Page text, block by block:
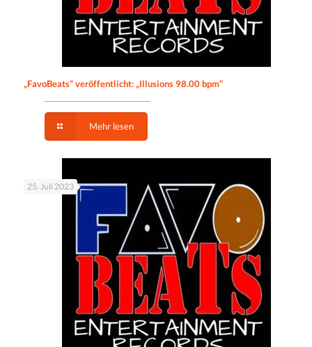
„FavoBeats“ veröffentlicht: „Illusions 98.00 bpm“
Mehr lesen
25. Juli 2023